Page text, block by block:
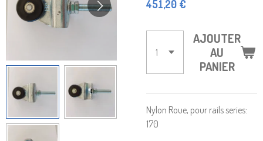
451,20 €
AJOUTER
AU
PANIER
Nylon Roue, pour rails series:
170